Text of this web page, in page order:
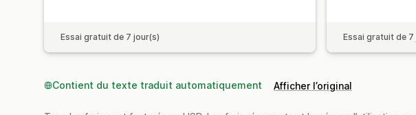
Essai gratuit de 7 jour(s) Essai gratuit de 7
Contient du texte traduit automatiquement Afficher l’original